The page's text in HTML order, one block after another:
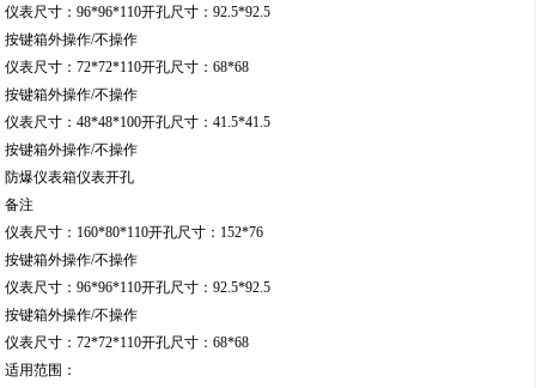
仪表尺寸：96*96*110开孔尺寸：92.5*92.5
按键箱外操作/不操作
仪表尺寸：72*72*110开孔尺寸：68*68
按键箱外操作/不操作
仪表尺寸：48*48*100开孔尺寸：41.5*41.5
按键箱外操作/不操作
防爆仪表箱仪表开孔
备注
仪表尺寸：160*80*110开孔尺寸：152*76
按键箱外操作/不操作
仪表尺寸：96*96*110开孔尺寸：92.5*92.5
按键箱外操作/不操作
仪表尺寸：72*72*110开孔尺寸：68*68
适用范围：